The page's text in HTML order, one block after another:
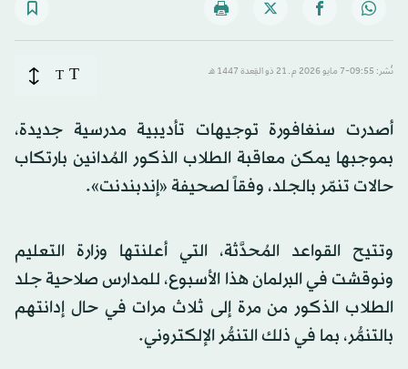
نُشر: 09:55-7 مايو 2026 م ـ 21 ذو القِعدة 1447 هـ T
T
أصدرت سنغافورة توجيهات تأديبية مدرسية جديدة،
بموجبها يمكن معاقبة الطلاب الذكور المُدانين بارتكاب
حالات تنمّر بالجلد، وفقاً لصحيفة «إندبندنت».
وتتيح القواعد المُحدَّثة، التي أعلنتها وزارة التعليم
ونوقشت في البرلمان هذا الأسبوع، للمدارس صلاحية جلد
الطلاب الذكور من مرة إلى ثلاث مرات في حال إدانتهم
بالتنمُّر، بما في ذلك التنمُّر الإلكتروني.